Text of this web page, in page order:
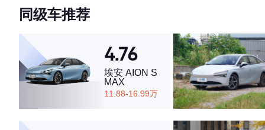
4.8
·外观表现较为优秀，优于82%同级车
·内饰表现较为优秀，优于61%同级车
·空间表现较为优秀，优于84%同级车
同级车推荐
4.76
埃安 AION S
MAX
11.88-16.99万